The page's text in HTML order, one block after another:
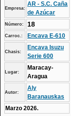
Empresa:
AR - S.C. Caña
de Azúcar
Número: 18
Carroc.: Encava E-610
Chasis:
Encava Isuzu
Serie 600
Lugar:
Maracay-
Aragua
Autor:
Aly
Baranauskas
Marzo 2026.